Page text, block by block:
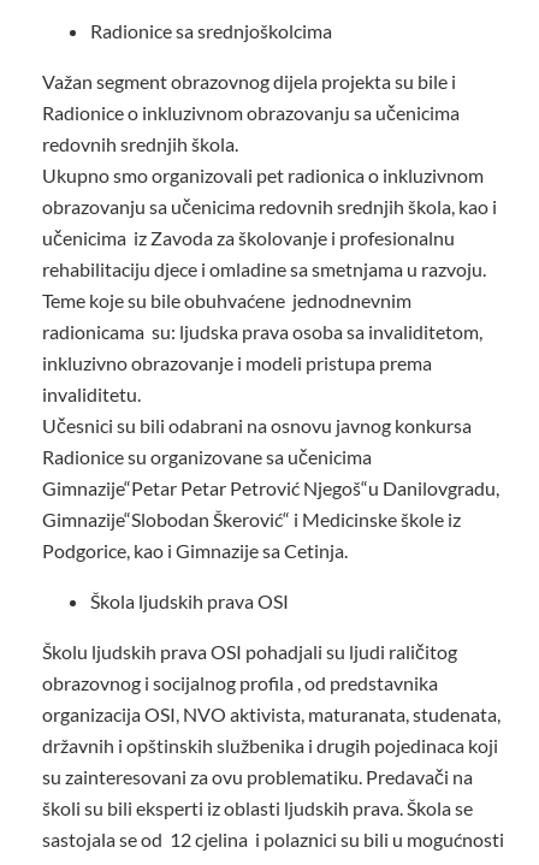
Radionice sa srednjoškolcima
Važan segment obrazovnog dijela projekta su bile i
Radionice o inkluzivnom obrazovanju sa učenicima
redovnih srednjih škola.
Ukupno smo organizovali pet radionica o inkluzivnom
obrazovanju sa učenicima redovnih srednjih škola, kao i
učenicima iz Zavoda za školovanje i profesionalnu
rehabilitaciju djece i omladine sa smetnjama u razvoju.
Teme koje su bile obuhvaćene jednodnevnim
radionicama su: ljudska prava osoba sa invaliditetom,
inkluzivno obrazovanje i modeli pristupa prema
invaliditetu.
Učesnici su bili odabrani na osnovu javnog konkursa
Radionice su organizovane sa učenicima
Gimnazije“Petar Petar Petrović Njegoš“u Danilovgradu,
Gimnazije“Slobodan Škerović“ i Medicinske škole iz
Podgorice, kao i Gimnazije sa Cetinja.
Škola ljudskih prava OSI
Školu ljudskih prava OSI pohadjali su ljudi raličitog
obrazovnog i socijalnog profila , od predstavnika
organizacija OSI, NVO aktivista, maturanata, studenata,
državnih i opštinskih službenika i drugih pojedinaca koji
su zainteresovani za ovu problematiku. Predavači na
školi su bili eksperti iz oblasti ljudskih prava. Škola se
sastojala se od 12 cjelina i polaznici su bili u mogućnosti